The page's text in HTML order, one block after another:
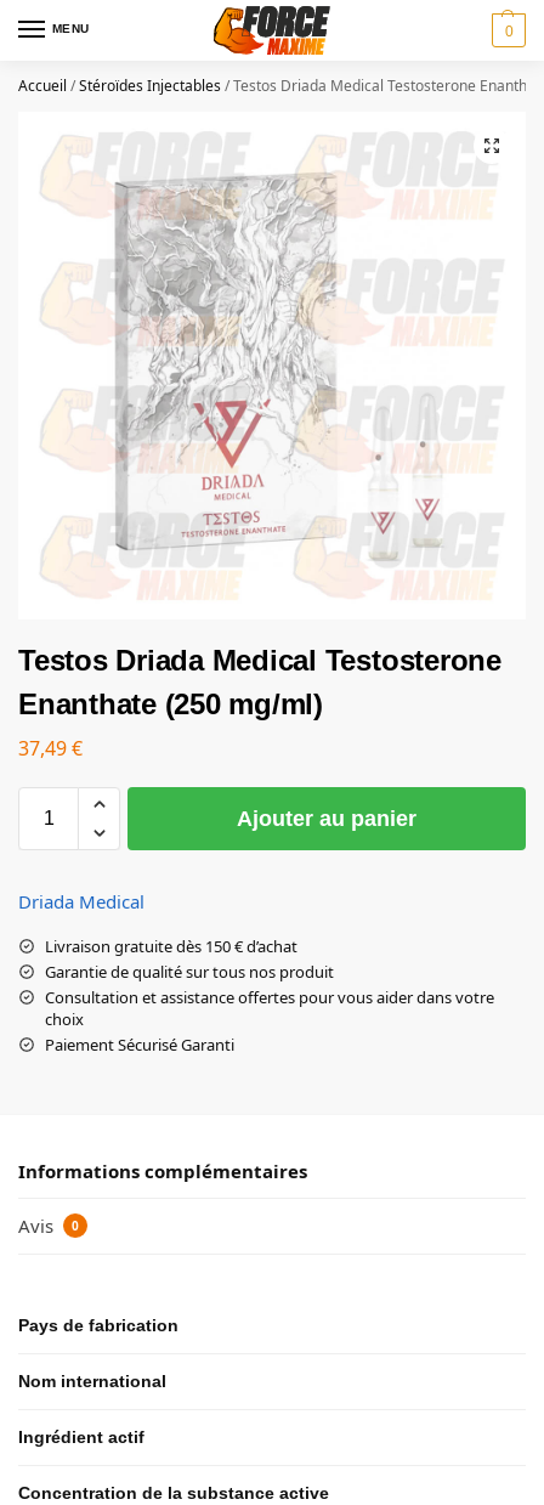
MENU 0
Accueil /Stéroïdes Injectables/Testos Driada Medical Testosterone
Testos Driada Medical Testosterone
Enanthate (250 mg/ml)
37,49€
Ajouter au panier
Driada Medical
Livraison gratuite dès 150 € d’achat
Garantie de qualité sur tous nos produit
Consultation et assistance offertes pour vous aider dans votre
choix
Paiement Sécurisé Garanti
Informations complémentaires
Avis 0
Pays de fabrication
Nom international
Ingrédient actif
Concentration de la substance active